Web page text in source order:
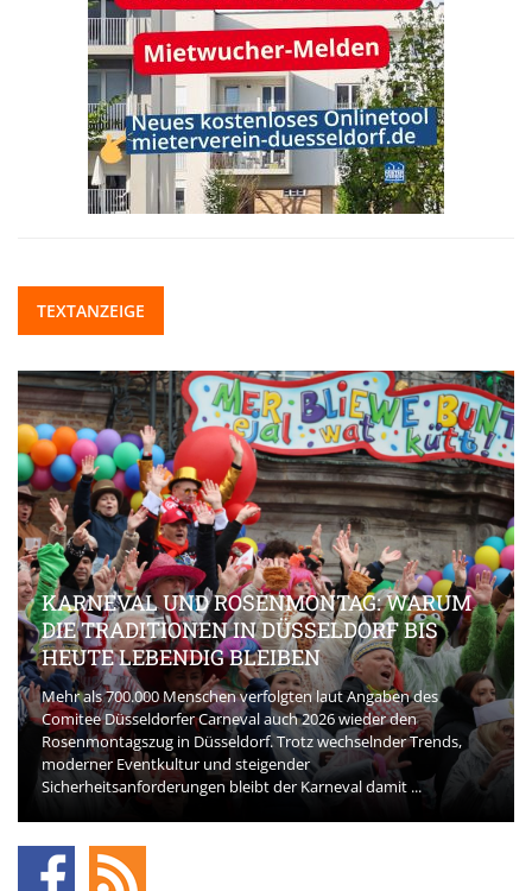
TEXTANZEIGE
KARNEVAL UND ROSENMONTAG: WARUM
DIE TRADITIONEN IN DÜSSELDORF BIS
HEUTE LEBENDIG BLEIBEN
Mehr als 700.000 Menschen verfolgten laut Angaben des
Comitee Düsseldorfer Carneval auch 2026 wieder den
Rosenmontagszug in Düsseldorf. Trotz wechselnder Trends,
moderner Eventkultur und steigender
Sicherheitsanforderungen bleibt der Karneval damit ...